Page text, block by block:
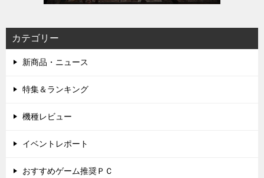
カテゴリー
新商品・ニュース
特集＆ランキング
機種レビュー
イベントレポート
おすすめゲーム推奨ＰＣ